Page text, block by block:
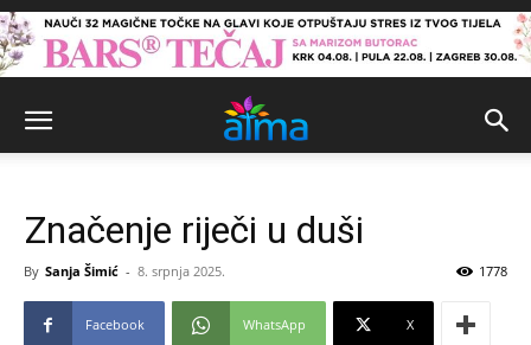
Značenje riječi u duši
By Sanja Šimić - 8. srpnja 2025. 1778
Facebook WhatsApp X